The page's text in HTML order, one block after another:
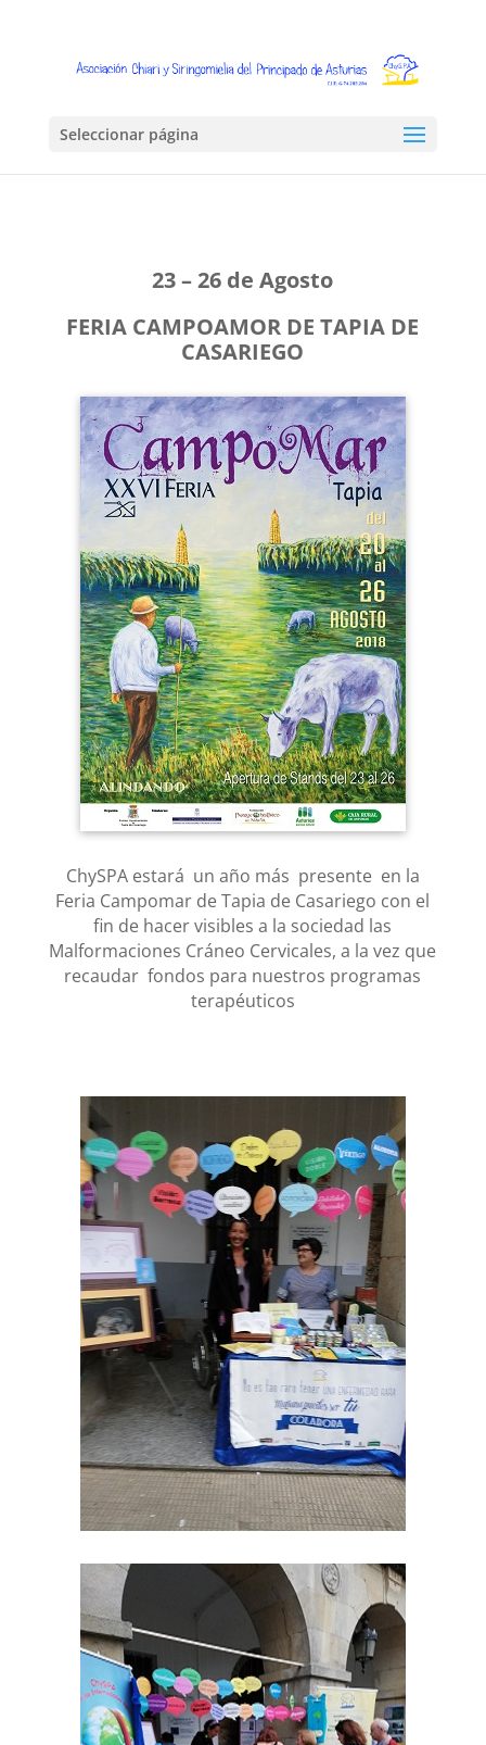
Seleccionar página
23 – 26 de Agosto
FERIA CAMPOAMOR DE TAPIA DE
CASARIEGO
ChySPA estará un año más presente en la
Feria Campomar de Tapia de Casariego con el
fin de hacer visibles a la sociedad las
Malformaciones Cráneo Cervicales, a la vez que
recaudar fondos para nuestros programas
terapéuticos